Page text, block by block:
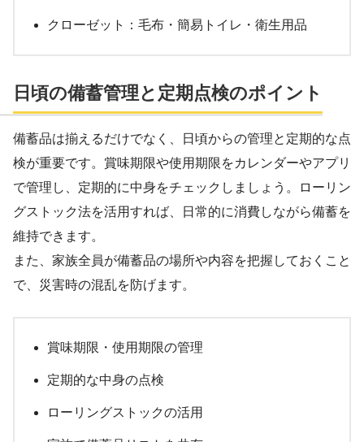
クローゼット：毛布・簡易トイレ・衛生用品
日頃の備蓄管理と定期点検のポイント
備蓄品は揃えるだけでなく、日頃からの管理と定期的な点
検が重要です。賞味期限や使用期限をカレンダーやアプリ
で管理し、定期的に中身をチェックしましょう。ローリン
グストック法を活用すれば、日常的に消費しながら備蓄を
維持できます。
また、家族全員が備蓄品の場所や内容を把握しておくこと
で、災害時の混乱を防げます。
賞味期限・使用期限の管理
定期的な中身の点検
ローリングストックの活用